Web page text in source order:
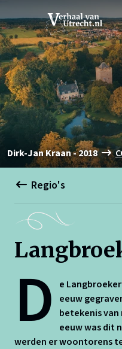
Dirk-Jan Kraan - 2018
Regio's
D
e
eeuw
betekenis van
eeuw was dit
werden er woontorens